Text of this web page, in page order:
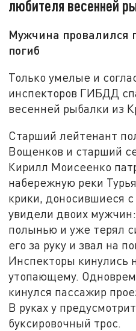
любителя весенней
Мужчина провалился
погиб
Только умелые и
инспекторов ГИБДД
весенней рыбалки из
Старший лейтенант
Вощенков и старший
Кирилл Моисеенко
набережную реки
крики, доносившиеся
увидели двоих
полынью и уже терял
его за руку и звал на
Инспекторы кинулись
утопающему.
кинулся пассажир
В руках у
буксировочный трос.